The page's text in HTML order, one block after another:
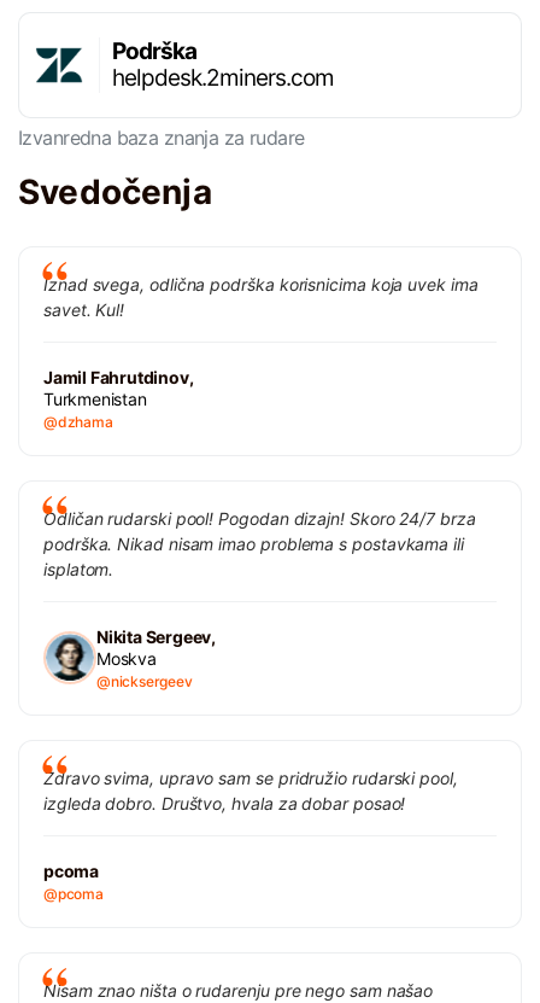
Podrška
helpdesk.2miners.com
Izvanredna baza znanja za rudare
Svedočenja
Iznad svega, odlična podrška korisnicima koja uvek ima
savet. Kul!
Jamil Fahrutdinov,
Turkmenistan
@dzhama
Odličan rudarski pool! Pogodan dizajn! Skoro 24/7 brza
podrška. Nikad nisam imao problema s postavkama ili
isplatom.
Nikita Sergeev,
Moskva
@nicksergeev
Zdravo svima, upravo sam se pridružio rudarski pool,
izgleda dobro. Društvo, hvala za dobar posao!
pcoma
@pcoma
Nisam znao ništa o rudarenju pre nego sam našao